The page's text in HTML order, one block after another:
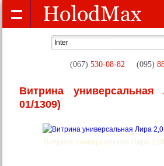
(067) 530-08-82 (095)
Витрина
01/1309)
Витрина универсальная Лира